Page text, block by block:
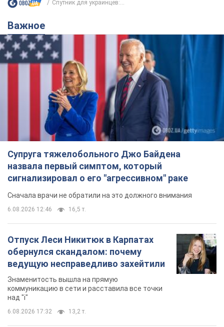
Спутник для украинцев:...
Важное
Супруга тяжелобольного Джо Байдена
назвала первый симптом, который
сигнализировал о его "агрессивном" раке
Сначала врачи не обратили на это должного внимания
6.08.2026 12:46 16,5 т.
Отпуск Леси Никитюк в Карпатах
обернулся скандалом: почему
ведущую несправедливо захейтили
Знаменитость вышла на прямую
коммуникацию в сети и расставила все точки
над "i"
6.08.2026 17:32 13,2 т.